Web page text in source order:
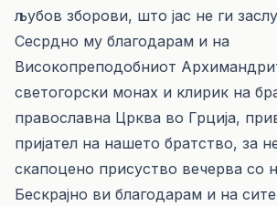
љубов зборови, што јас не ги
Сесрдно му благодарам и на
Високопреподобниот
светогорски монах и клирик на
православна Црква во Грција,
пријател на нашето братство, за
скапоцено присуство вечерва со
Бескрајно ви благодарам и на